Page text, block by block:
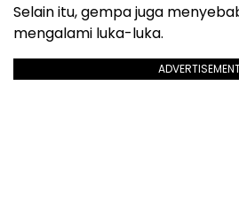
Selain itu, gempa juga
mengalami luka-luka.